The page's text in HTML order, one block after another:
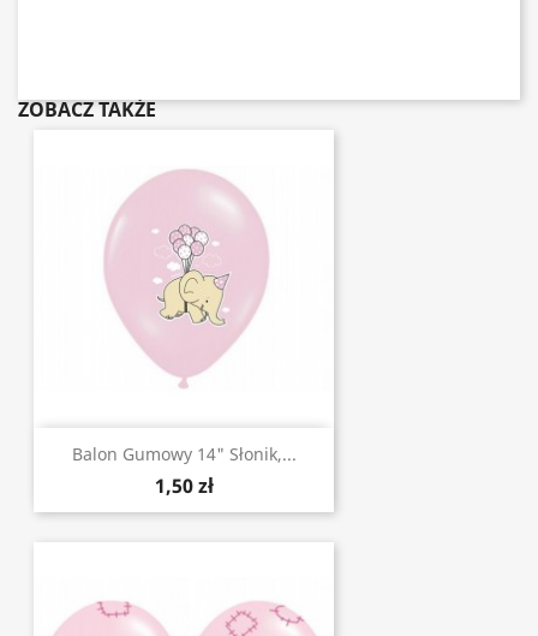
ZOBACZ TAKŻE
Balon Gumowy 14" Słonik,...
1,50 zł